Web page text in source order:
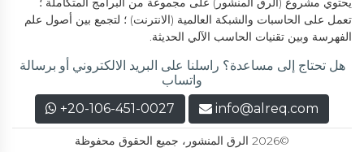
تعمل على الحاسبات والشبكة العالمية (الانترنت) ؛ لتجمع بين أصول علم
الفهرسة وبين تقنيات الحاسب الآلي الحديثة.
هل تحتاج إلى مساعدة؟ راسلنا على البريد الالكتروني أو برسالة
واتساب
info@alreq.com
+20-106-451-0027
©2026 الرق المنشور، جميع الحقوق محفوظة